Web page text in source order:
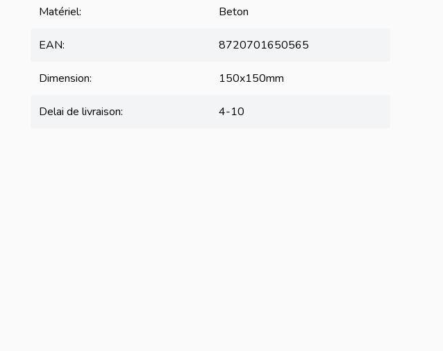
Matériel: Beton
EAN: 8720701650565
Dimension: 150x150mm
Delai de livraison: 4-10